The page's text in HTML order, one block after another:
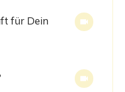
für Dein